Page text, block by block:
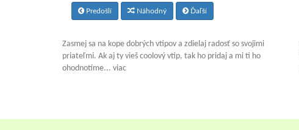
Predošlí Náhodný Ďaľší
Zasmej sa na kope dobrých vtipov a zdielaj radosť so svojimi
priateľmi. Ak aj ty vieš coolový vtip, tak ho pridaj a mi ti ho
ohodnotíme... viac